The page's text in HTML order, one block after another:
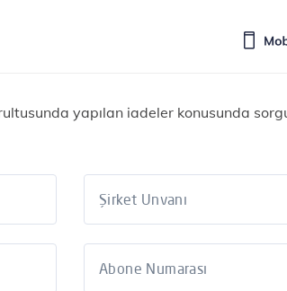
yapılan iadeler konusunda